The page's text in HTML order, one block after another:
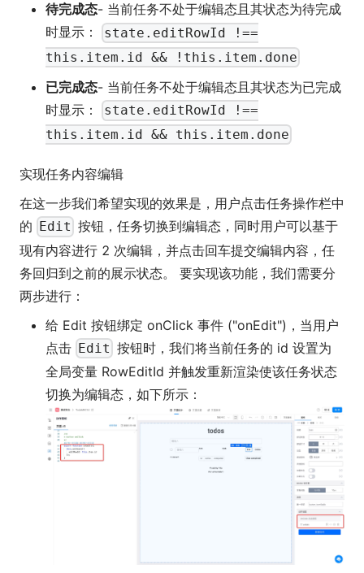
待完成态- 当前任务不处于编辑态且其状态为待完成
时显示：
state.editRowId !==
this.item.id && !this.item.done
已完成态- 当前任务不处于编辑态且其状态为已完成
时显示：
state.editRowId !==
this.item.id && this.item.done
实现任务内容编辑
在这一步我们希望实现的效果是，用户点击任务操作栏中
的
Edit 按钮，任务切换到编辑态，同时用户可以基于
现有内容进行 2 次编辑，并点击回车提交编辑内容，任
务回归到之前的展示状态。 要实现该功能，我们需要分
两步进行：
给 Edit 按钮绑定 onClick 事件 ("onEdit")，当用户
点击 Edit 按钮时，我们将当前任务的 id 设置为
全局变量 RowEditId 并触发重新渲染使该任务状态
切换为编辑态，如下所示：